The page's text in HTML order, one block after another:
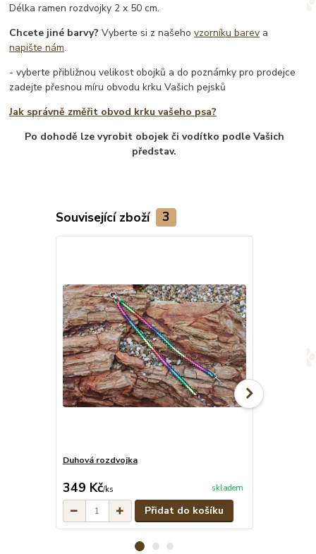
Délka ramen rozdvojky 2 x 50 cm.
Chcete jiné barvy? Vyberte si z našehovzorníku barev a
napište nám.
- vyberte přibližnou velikost obojků a do poznámky pro prodejce
zadejte přesnou míru obvodu krku Vašich pejsků
Jak správně změřit obvod krku vašeho psa?
Po dohodě lze vyrobit obojek či vodítko podle Vašich
představ.
Související zboží 3
Duhová rozdvojka
349 Kč/ks skladem
Přidat do košíku